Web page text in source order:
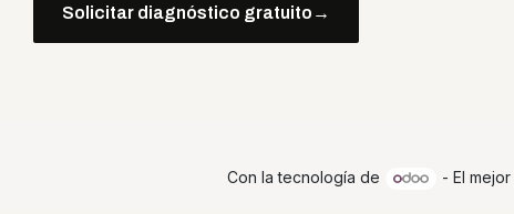
Solicitar diagnóstico gratuito →
Con la tecnología de
- El mejor